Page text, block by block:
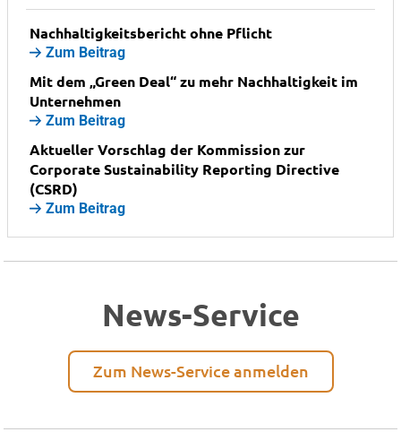
Nachhaltigkeitsbericht ohne Pflicht
Zum Beitrag
Mit dem „Green Deal“ zu mehr Nachhaltigkeit im
Unternehmen
Zum Beitrag
Aktueller Vorschlag der Kommission zur
Corporate Sustainability Reporting Directive
(CSRD)
Zum Beitrag
News-Service
Zum News-Service anmelden